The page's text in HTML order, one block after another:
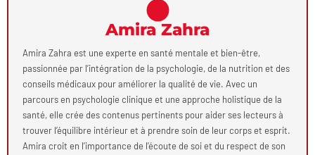
Amira Zahra
Amira Zahra est une experte en santé mentale et bien-être,
passionnée par l’intégration de la psychologie, de la nutrition et des
conseils médicaux pour améliorer la qualité de vie. Avec un
parcours en psychologie clinique et une approche holistique de la
santé, elle crée des contenus pertinents pour aider ses lecteurs à
trouver l’équilibre intérieur et à prendre soin de leur corps et esprit.
Amira croit en l’importance de l’écoute de soi et du respect de son